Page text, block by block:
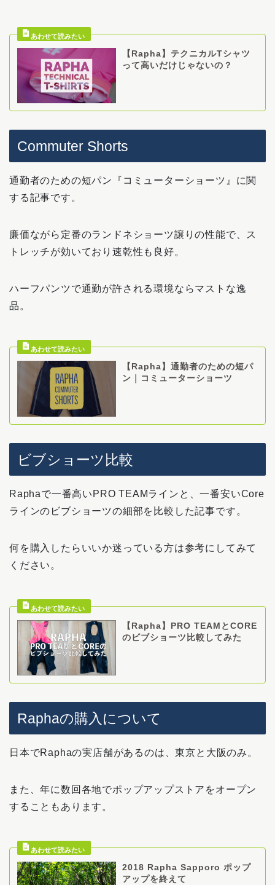
【Rapha】テクニカルTシャツ
って高いだけじゃないの？
Commuter Shorts
通勤者のための短パン『コミューターショーツ』に関
する記事です。
廉価ながら定番のランドネショーツ譲りの性能で、ス
トレッチが効いており速乾性も良好。
ハーフパンツで通勤が許される環境ならマストな逸
品。
【Rapha】通勤者のための短パ
ン｜コミューターショーツ
ビブショーツ比較
Raphaで一番高いPRO TEAMラインと、一番安いCore
ラインのビブショーツの細部を比較した記事です。
何を購入したらいいか迷っている方は参考にしてみて
ください。
【Rapha】PRO TEAMとCORE
のビブショーツ比較してみた
Raphaの購入について
日本でRaphaの実店舗があるのは、東京と大阪のみ。
また、年に数回各地でポップアップストアをオープン
することもあります。
2018 Rapha Sapporo ポップ
アップを終えて